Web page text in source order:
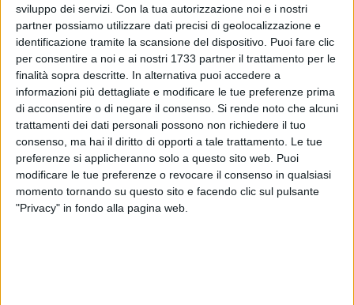
sviluppo dei servizi. Con la tua autorizzazione noi e i nostri
partner possiamo utilizzare dati precisi di geolocalizzazione e
identificazione tramite la scansione del dispositivo. Puoi fare clic
per consentire a noi e ai nostri 1733 partner il trattamento per le
finalità sopra descritte. In alternativa puoi accedere a
informazioni più dettagliate e modificare le tue preferenze prima
di acconsentire o di negare il consenso. Si rende noto che alcuni
trattamenti dei dati personali possono non richiedere il tuo
consenso, ma hai il diritto di opporti a tale trattamento. Le tue
preferenze si applicheranno solo a questo sito web. Puoi
modificare le tue preferenze o revocare il consenso in qualsiasi
momento tornando su questo sito e facendo clic sul pulsante
"Privacy" in fondo alla pagina web.
comitato di lotta "Barletta provincia".
15 ASSOCIAZIONI
Ricorso per Barletta capoluogo di provincia:
«Il tempo è quasi scaduto»
«Invito - aggiunge il politico tranese - chi ha ruoli istituzionali
ad intervenire, smorzare queste velleità e indurre a più miti
consigli chi pensa di poter prevaricare ciò che la legge ha
oramai istituito da anni evitando altresì inutili battaglie
campanilistiche che danneggiano l'immagine dell'intero
territorio».